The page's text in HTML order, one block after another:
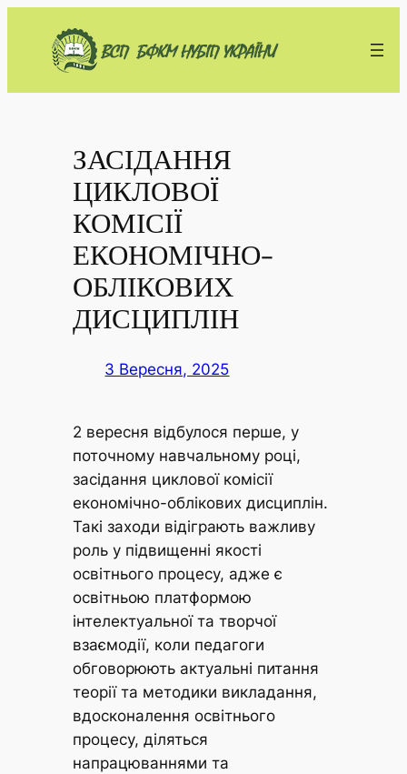
вмісту
ЗАСІДАННЯ
ЦИКЛОВОЇ
КОМІСІЇ
ЕКОНОМІЧНО-
ОБЛІКОВИХ
ДИСЦИПЛІН
3 Вересня, 2025
2 вересня відбулося перше, у
поточному навчальному році,
засідання циклової комісії
економічно-облікових дисциплін.
Такі заходи відіграють важливу
роль у підвищенні якості
освітнього процесу, адже є
освітньою платформою
інтелектуальної та творчої
взаємодії, коли педагоги
обговорюють актуальні питання
теорії та методики викладання,
вдосконалення освітнього
процесу, діляться
напрацюваннями та